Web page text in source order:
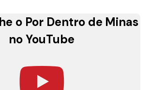
o Por Dentro de Minas
no YouTube